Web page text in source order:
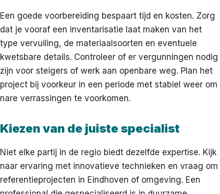
Een goede voorbereiding bespaart tijd en kosten. Zorg
dat je vooraf een inventarisatie laat maken van het
type vervuiling, de materiaalsoorten en eventuele
kwetsbare details. Controleer of er vergunningen nodig
zijn voor steigers of werk aan openbare weg. Plan het
project bij voorkeur in een periode met stabiel weer om
nare verrassingen te voorkomen.
Kiezen van de juiste specialist
Niet elke partij in de regio biedt dezelfde expertise. Kijk
naar ervaring met innovatieve technieken en vraag om
referentieprojecten in Eindhoven of omgeving. Een